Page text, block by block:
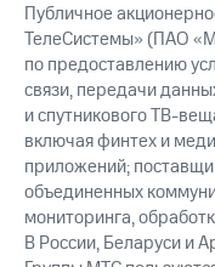
Публичное
ТелеСистемы» (ПАО
по предоставлению
связи, передачи
и спутникового ТВ-
включая финтех и
приложений;
объединенных
мониторинга,
В России, Беларуси и